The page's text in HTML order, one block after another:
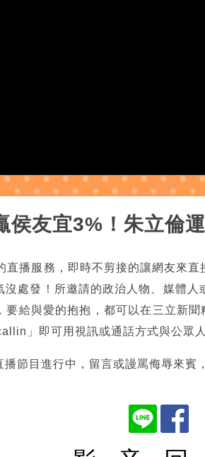
友宜3%！朱立倫運
直播服務，即時不剪接的讓網友來
處發！所邀請的政治人物、媒體
要給與愛的抱抱，都可以在三立新
」即可用視訊或通話方式與公眾
播節目進行中，留言或謾罵侮辱來賓